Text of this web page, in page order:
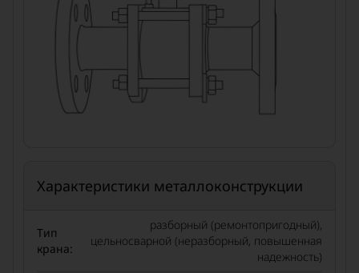
Характеристики металлоконструкции
Тип
крана:
разборный (ремонтопригодный),
цельносварной (неразборный, повышенная
надежность)